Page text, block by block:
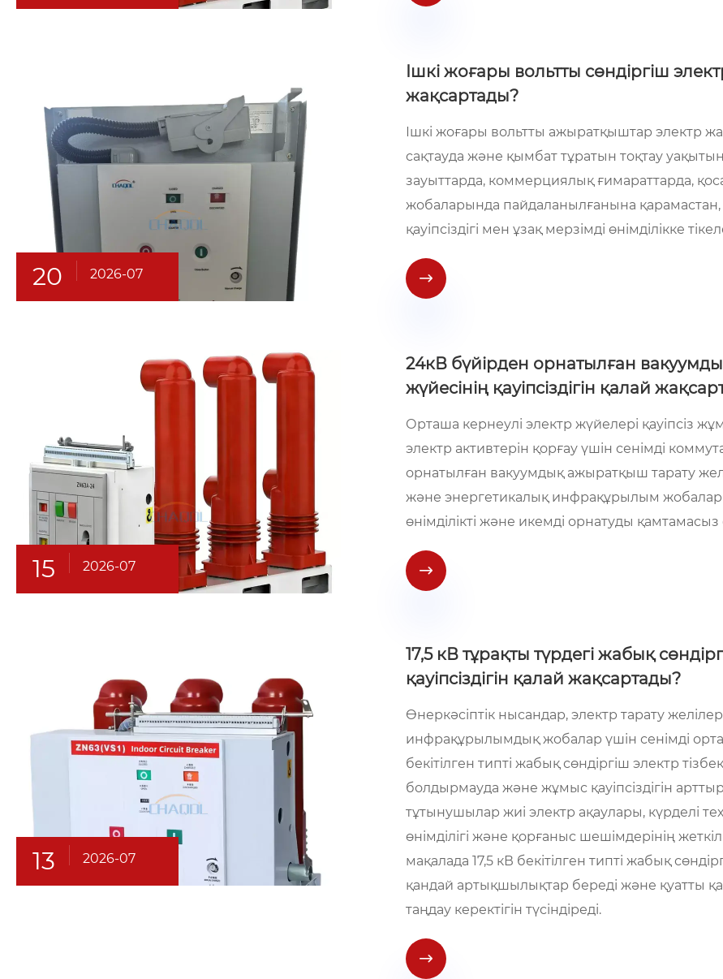
20 2026-07
Ішкі жоғары вольтты сөндіргіш
жақсартады?
Ішкі жоғары вольтты ажыратқыштар электр
сақтауда және қымбат тұратын тоқтау
зауыттарда, коммерциялық ғимараттарда,
жобаларында пайдаланылғанына
қауіпсіздігі мен ұзақ мерзімді өнімділікке

15 2026-07
24кВ бүйірден орнатылған
жүйесінің қауіпсіздігін қалай
Орташа кернеулі электр жүйелері қауіпсіз
электр активтерін қорғау үшін сенімді
орнатылған вакуумдық ажыратқыш тарату
және энергетикалық инфрақұрылым жобалары
өнімділікті және икемді орнатуды қамтамасыз

13 2026-07
17,5 кВ тұрақты түрдегі жабық
қауіпсіздігін қалай жақсартады?
Өнеркәсіптік нысандар, электр тарату
инфрақұрылымдық жобалар үшін сенімді орта
бекітілген типті жабық сөндіргіш электр
болдырмауда және жұмыс қауіпсіздігін
тұтынушылар жиі электр ақаулары, күрделі
өнімділігі және қорғаныс шешімдерінің
мақалада 17,5 кВ бекітілген типті жабық
қандай артықшылықтар береді және қуатты
таңдау керектігін түсіндіреді.
